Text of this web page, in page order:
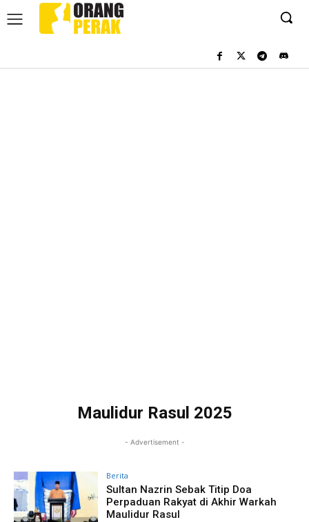
Maulidur Rasul 2025
- Advertisement -
Berita
Sultan Nazrin Sebak Titip Doa
Perpaduan Rakyat di Akhir Warkah
Maulidur Rasul